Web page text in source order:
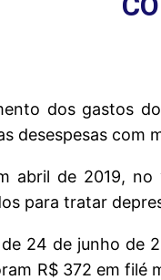
dos gastos
desespesas com
abril de 2019,
para tratar
24 de junho de
R$ 372 em filé